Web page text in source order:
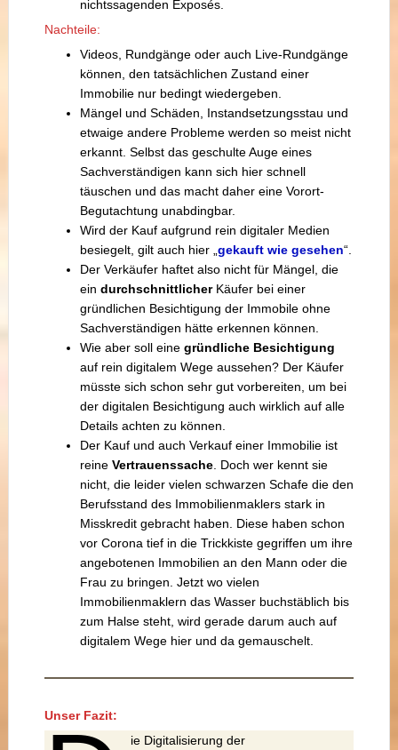
nichtssagenden Exposés.
Nachteile:
Videos, Rundgänge oder auch Live-Rundgänge
können, den tatsächlichen Zustand einer
Immobilie nur bedingt wiedergeben.
Mängel und Schäden, Instandsetzungsstau und
etwaige andere Probleme werden so meist nicht
erkannt. Selbst das geschulte Auge eines
Sachverständigen kann sich hier schnell
täuschen und das macht daher eine Vorort-
Begutachtung unabdingbar.
Wird der Kauf aufgrund rein digitaler Medien
besiegelt, gilt auch hier „ gekauft wie gesehen“.
Der Verkäufer haftet also nicht für Mängel, die
ein durchschnittlicher Käufer bei einer
gründlichen Besichtigung der Immobile ohne
Sachverständigen hätte erkennen können.
Wie aber soll eine gründliche Besichtigung
auf rein digitalem Wege aussehen? Der Käufer
müsste sich schon sehr gut vorbereiten, um bei
der digitalen Besichtigung auch wirklich auf alle
Details achten zu können.
Der Kauf und auch Verkauf einer Immobilie ist
reine Vertrauenssache. Doch wer kennt sie
nicht, die leider vielen schwarzen Schafe die den
Berufsstand des Immobilienmaklers stark in
Misskredit gebracht haben. Diese haben schon
vor Corona tief in die Trickkiste gegriffen um ihre
angebotenen Immobilien an den Mann oder die
Frau zu bringen. Jetzt wo vielen
Immobilienmaklern das Wasser buchstäblich bis
zum Halse steht, wird gerade darum auch auf
digitalem Wege hier und da gemauschelt.
Unser Fazit:
ie Digitalisierung der